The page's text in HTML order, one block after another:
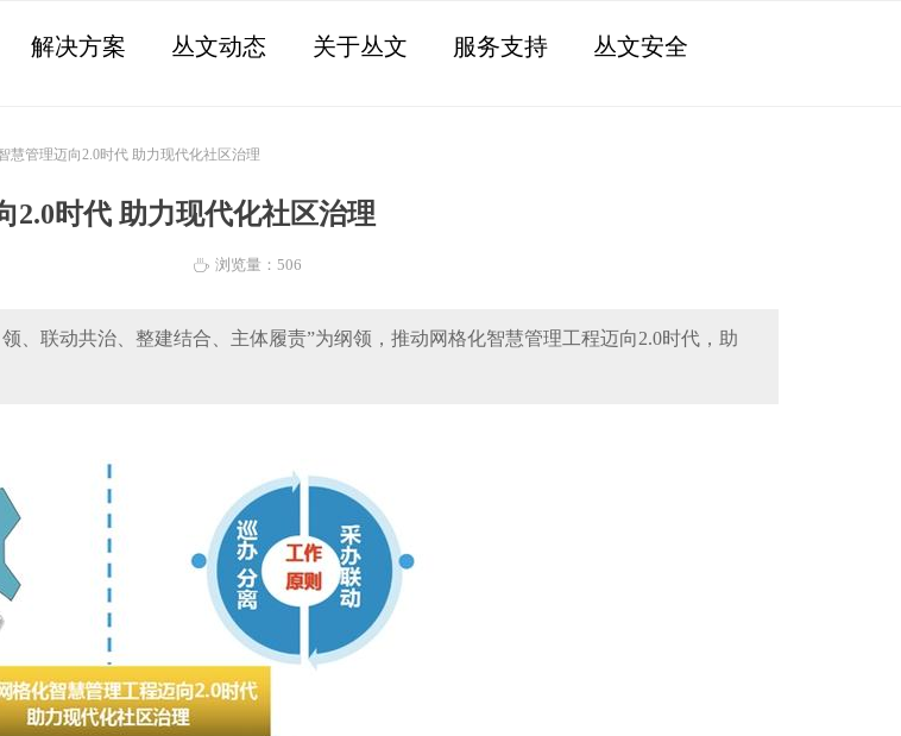
解决方案 丛文动态 关于丛文 服务支持 丛文安全
2.0时代 助力现代化社区治理
慧管理迈向2.0时代 助力现代化社区治理
、联动共治、整建结合、主体履责”为纲领，推动网格化智慧管理工程迈向2.0时代，助
ꄘ 浏览量： 506